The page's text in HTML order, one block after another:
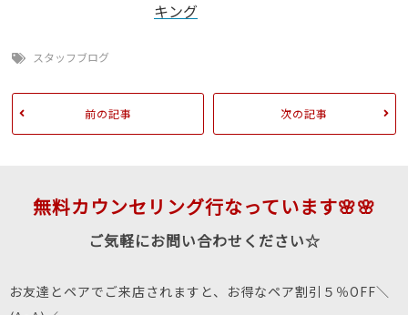
スタッフブログ
前の記事 次の記事
無料カウンセリング行なっています🌸🌸
ご気軽にお問い合わせください☆
お友達とペアでご来店されますと、お得なペア割引５％OFF＼